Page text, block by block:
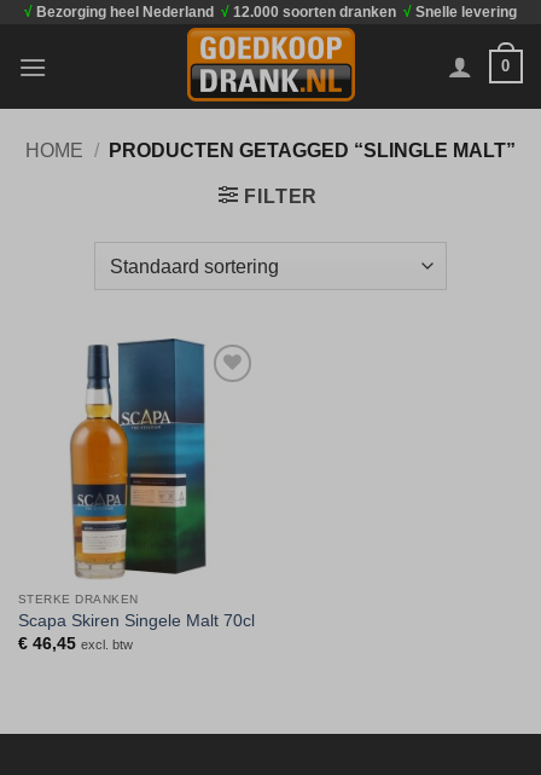
inhoud
√ Bezorging heel Nederland √ 12.000 soorten dranken √ Snelle levering
0
HOME / PRODUCTEN GETAGGED “SLINGLE MALT”
FILTER
verlanglijst
STERKE DRANKEN
Scapa Skiren Singele Malt 70cl
€46,45 excl. btw